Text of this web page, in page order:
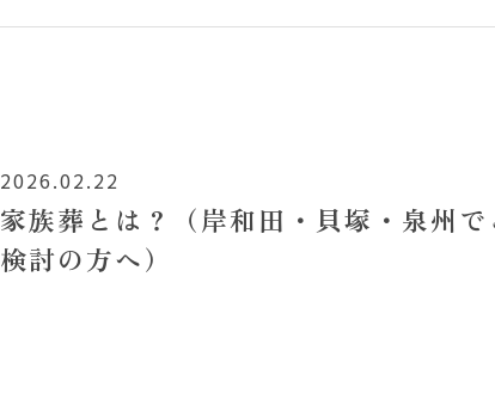
2026.02.22
家族葬とは？（岸和田・貝塚・泉州
検討の方へ）